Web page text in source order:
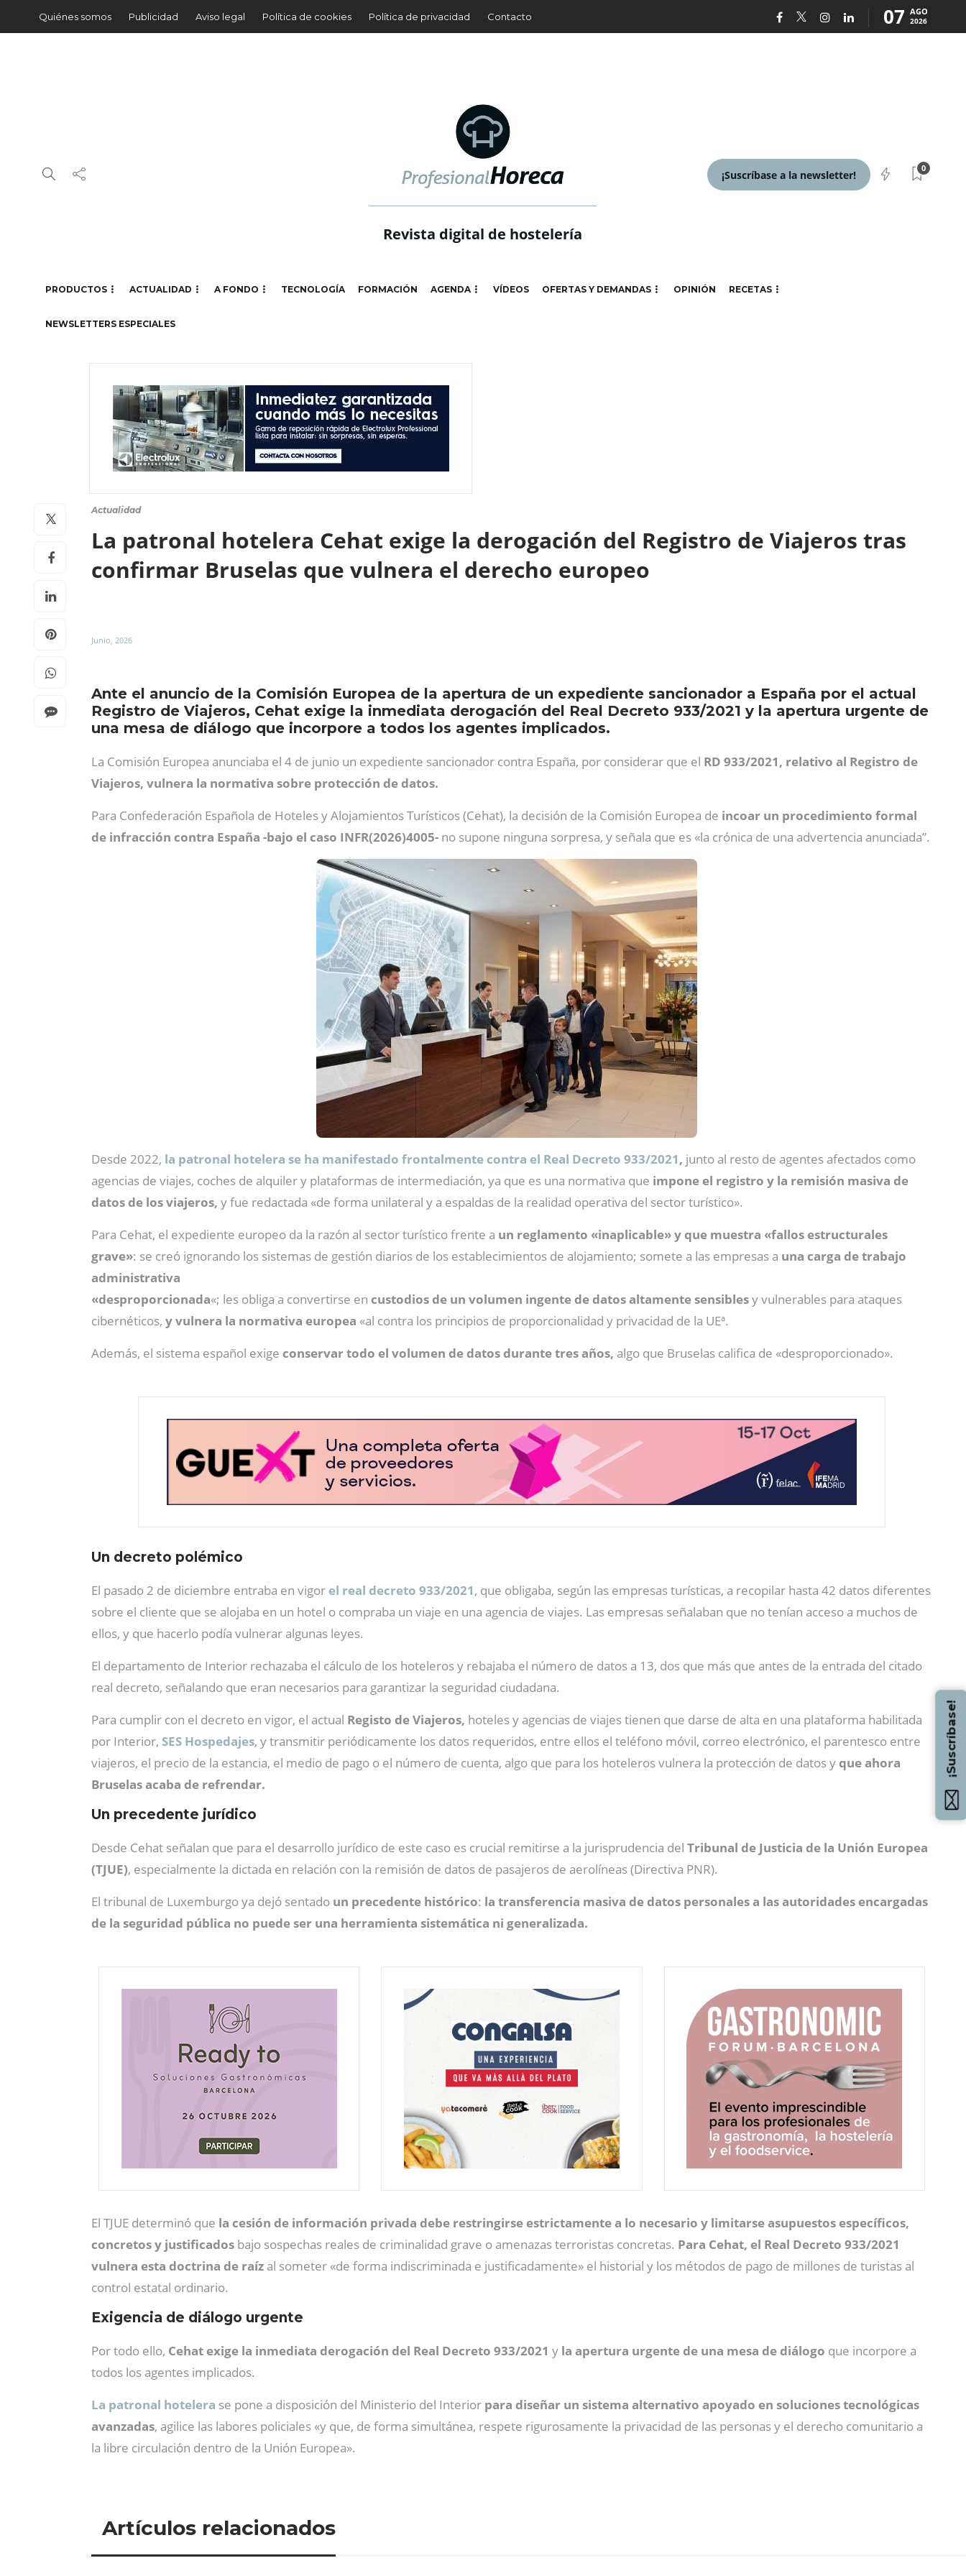
Quiénes somos Publicidad Aviso legal Política de cookies Política de privacidad Contacto 07 AGO
2026
Revista digital de hostelería
¡Suscríbase a la newsletter!
0
PRODUCTOS ACTUALIDAD A FONDO TECNOLOGÍA FORMACIÓN AGENDA VÍDEOS OFERTAS Y DEMANDAS OPINIÓN RECETAS
NEWSLETTERS ESPECIALES
Actualidad
La patronal hotelera Cehat exige la derogación del Registro de Viajeros tras
confirmar Bruselas que vulnera el derecho europeo
Junio, 2026
Ante el anuncio de la Comisión Europea de la apertura de un expediente sancionador a España por el actual
Registro de Viajeros, Cehat exige la inmediata derogación del Real Decreto 933/2021 y la apertura urgente de
una mesa de diálogo que incorpore a todos los agentes implicados.
La Comisión Europea anunciaba el 4 de junio un expediente sancionador contra España, por considerar que el RD 933/2021, relativo al Registro de
Viajeros, vulnera la normativa sobre protección de datos.
Para Confederación Española de Hoteles y Alojamientos Turísticos (Cehat), la decisión de la Comisión Europea de incoar un procedimiento formal
de infracción contra España -bajo el caso INFR(2026)4005- no supone ninguna sorpresa, y señala que es «la crónica de una advertencia anunciada”.
Desde 2022, la patronal hotelera se ha manifestado frontalmente contra el Real Decreto 933/2021, junto al resto de agentes afectados como
agencias de viajes, coches de alquiler y plataformas de intermediación, ya que es una normativa que impone el registro y la remisión masiva de
datos de los viajeros, y fue redactada «de forma unilateral y a espaldas de la realidad operativa del sector turístico».
Para Cehat, el expediente europeo da la razón al sector turístico frente a un reglamento «inaplicable» y que muestra «fallos estructurales
grave»: se creó ignorando los sistemas de gestión diarios de los establecimientos de alojamiento; somete a las empresas a una carga de trabajo
administrativa
«desproporcionada«; les obliga a convertirse en custodios de un volumen ingente de datos altamente sensiblesy vulnerables para ataques
cibernéticos, y vulnera la normativa europea «al contra los principios de proporcionalidad y privacidad de la UEª.
Además, el sistema español exige conservar todo el volumen de datos durante tres años, algo que Bruselas califica de «desproporcionado».
Un decreto polémico
El pasado 2 de diciembre entraba en vigor el real decreto 933/2021, que obligaba, según las empresas turísticas, a recopilar hasta 42 datos diferentes
sobre el cliente que se alojaba en un hotel o compraba un viaje en una agencia de viajes. Las empresas señalaban que no tenían acceso a muchos de
ellos, y que hacerlo podía vulnerar algunas leyes.
El departamento de Interior rechazaba el cálculo de los hoteleros y rebajaba el número de datos a 13, dos que más que antes de la entrada del citado
real decreto, señalando que eran necesarios para garantizar la seguridad ciudadana.
Para cumplir con el decreto en vigor, el actual Registo de Viajeros, hoteles y agencias de viajes tienen que darse de alta en una plataforma habilitada
por Interior, SES Hospedajes, y transmitir periódicamente los datos requeridos, entre ellos el teléfono móvil, correo electrónico, el parentesco entre
viajeros, el precio de la estancia, el medio de pago o el número de cuenta, algo que para los hoteleros vulnera la protección de datos y que ahora
Bruselas acaba de refrendar.
Un precedente jurídico
Desde Cehat señalan que para el desarrollo jurídico de este caso es crucial remitirse a la jurisprudencia del Tribunal de Justicia de la Unión Europea
(TJUE), especialmente la dictada en relación con la remisión de datos de pasajeros de aerolíneas (Directiva PNR).
El tribunal de Luxemburgo ya dejó sentado un precedente histórico: la transferencia masiva de datos personales a las autoridades encargadas
de la seguridad pública no puede ser una herramienta sistemática ni generalizada.
El TJUE determinó que la cesión de información privada debe restringirse estrictamente a lo necesario y limitarse asupuestos específicos,
concretos y justificados bajo sospechas reales de criminalidad grave o amenazas terroristas concretas. Para Cehat, el Real Decreto 933/2021
vulnera esta doctrina de raíz al someter «de forma indiscriminada e justificadamente» el historial y los métodos de pago de millones de turistas al
control estatal ordinario.
Exigencia de diálogo urgente
Por todo ello, Cehat exige la inmediata derogación del Real Decreto 933/2021 y la apertura urgente de una mesa de diálogo que incorpore a
todos los agentes implicados.
La patronal hotelera se pone a disposición del Ministerio del Interior para diseñar un sistema alternativo apoyado en soluciones tecnológicas
avanzadas, agilice las labores policiales «y que, de forma simultánea, respete rigurosamente la privacidad de las personas y el derecho comunitario a
la libre circulación dentro de la Unión Europea».
Artículos relacionados
¡Suscríbase!